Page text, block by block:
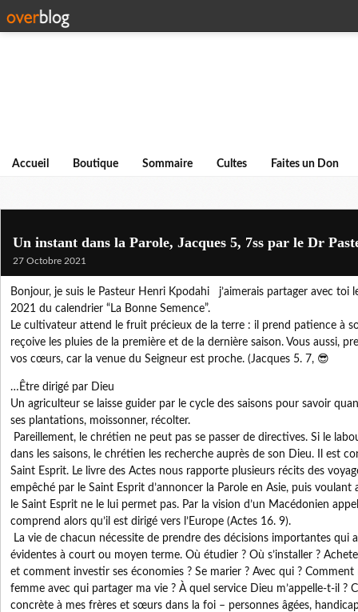
Accueil Boutique Sommaire Cultes Faites un Don
Un instant dans la Parole, Jacques 5, 7ss par le Dr
27 Octobre 2021
Bonjour, je suis le Pasteur Henri Kpodahi j’aimerais partager avec toi
2021 du calendrier “La Bonne Semence”.
Le cultivateur attend le fruit précieux de la terre : il prend patience à
reçoive les pluies de la première et de la dernière saison. Vous aussi,
vos cœurs, car la venue du Seigneur est proche. (Jacques 5. 7, 😎
…Être dirigé par Dieu
Un agriculteur se laisse guider par le cycle des saisons pour savoir
ses plantations, moissonner, récolter.
Pareillement, le chrétien ne peut pas se passer de directives. Si le
dans les saisons, le chrétien les recherche auprès de son Dieu. Il est
Saint Esprit. Le livre des Actes nous rapporte plusieurs récits des
empêché par le Saint Esprit d’annoncer la Parole en Asie, puis
le Saint Esprit ne le lui permet pas. Par la vision d’un Macédonien
comprend alors qu’il est dirigé vers l’Europe (Actes 16. 9).
La vie de chacun nécessite de prendre des décisions importantes qui
évidentes à court ou moyen terme. Où étudier ? Où s’installer ?
et comment investir ses économies ? Se marier ? Avec qui ?
femme avec qui partager ma vie ? À quel service Dieu m’appelle-t-il ?
concrète à mes frères et sœurs dans la foi – personnes âgées,